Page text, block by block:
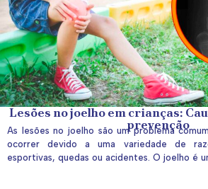
Lesões no joelho em crianças:
prevenção
As lesões no joelho são um problema
ocorrer devido a uma variedade de
esportivas, quedas ou acidentes. O joelho é